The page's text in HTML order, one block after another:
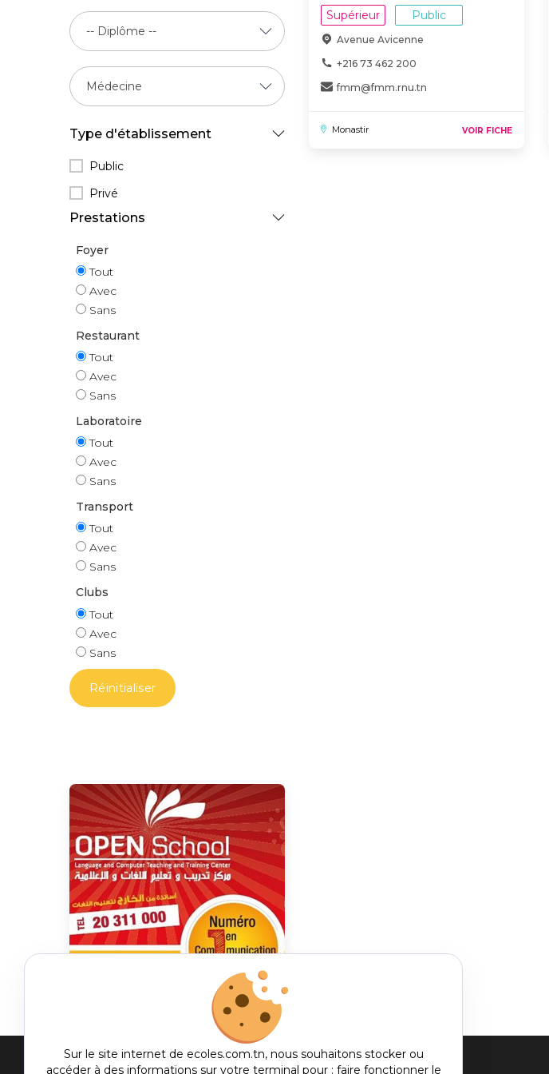
Type d'établissement
Public
Privé
Prestations
Foyer
Tout
Avec
Sans
Restaurant
Tout
Avec
Sans
Laboratoire
Tout
Avec
Sans
Transport
Tout
Avec
Sans
Clubs
Tout
Avec
Sans
Réinitialiser
Supérieur Public
Avenue Avicenne
+216 73 462 200
fmm@fmm.rnu.tn
Monastir VOIR FICHE
Sur le site internet de ecoles.com.tn, nous souhaitons stocker ou
accéder à des informations sur votre terminal pour : faire fonctionner le